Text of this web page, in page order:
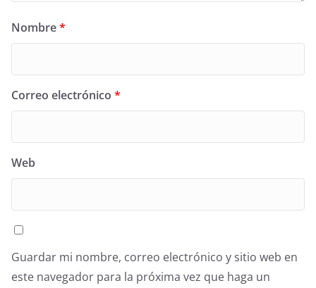
Nombre*
Correo electrónico *
Web
Guardar mi nombre, correo electrónico y sitio web en
este navegador para la próxima vez que haga un